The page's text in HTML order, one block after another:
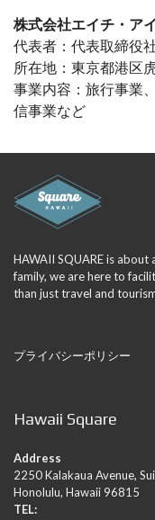
株式会社エイチ・ア
代表者：代表取締役
所在地：東京都港区
事業内容：旅行事業
信事業など
HAWAII SQUARE is
family, we are here to
than just travel and
プライバシーポリシー
Hawaii Square
Address
2250 Kalakaua Avenue,
Honolulu, Hawaii 96815
TEL: